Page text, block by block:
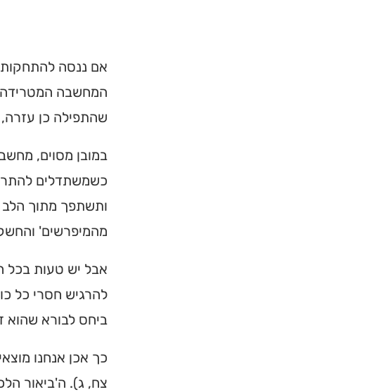
אם ננסה להתחקות
המחשבה המטרידה
שהתפילה כן
במובן מסוים,
כשמשתדלים
ותשתפך מתוך הלב
מהמיפרשים'
אבל יש טעות בכל
להרגיש חסרי כל
ביחס לבורא שהוא
כך אכן אנחנו
צח, ג). ה'ביאור